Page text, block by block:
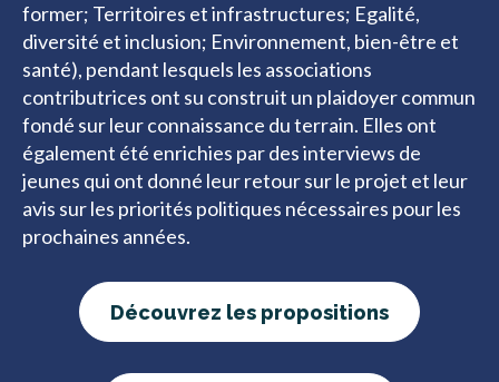
former; Territoires et infrastructures; Egalité,
diversité et inclusion; Environnement, bien-être et
santé), pendant lesquels les associations
contributrices ont su construit un plaidoyer commun
fondé sur leur connaissance du terrain. Elles ont
également été enrichies par des interviews de
jeunes qui ont donné leur retour sur le projet et leur
avis sur les priorités politiques nécessaires pour les
prochaines années.
Découvrez les propositions